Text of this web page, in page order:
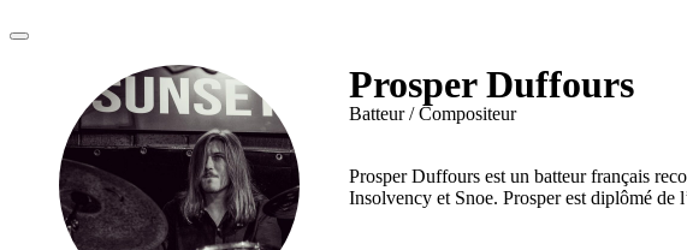
Prosper Duffours
Batteur / Compositeur
Prosper Duffours est un batteur français
Insolvency et Snoe. Prosper est diplômé